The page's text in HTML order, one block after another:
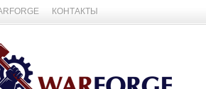
КОНТАКТЫ